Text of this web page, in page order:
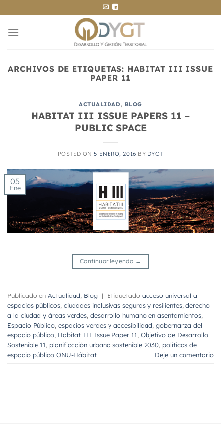
al
contenido
ARCHIVOS DE ETIQUETAS: HABITAT III ISSUE
PAPER 11
ACTUALIDAD, BLOG
HABITAT III ISSUE PAPERS 11 –
PUBLIC SPACE
POSTED ON5 ENERO, 2016 BY DYGT
05
Ene
Continuar leyendo →
Publicado en Actualidad Blog | Etiquetado acceso universal a
espacios públicos ciudades inclusivas seguras y resilientes derecho
a la ciudad y áreas verdes desarrollo humano en asentamientos
Espacio Público espacios verdes y accesibilidad gobernanza del
espacio público Habitat III Issue Paper 11 Objetivo de Desarrollo
Sostenible 11
planificación urbana sostenible 2030 políticas de
espacio público ONU-Hábitat
Deje un comentario